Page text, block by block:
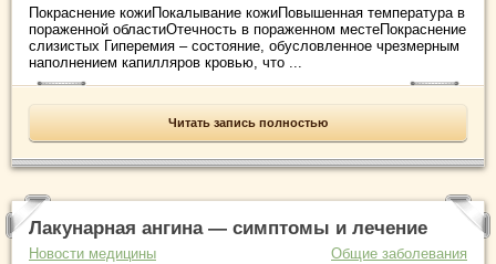
Покраснение кожиПокалывание кожиПовышенная температура в
пораженной областиОтечность в пораженном местеПокраснение
слизистых Гиперемия – состояние, обусловленное чрезмерным
наполнением капилляров кровью, что ...
Читать запись полностью
Лакунарная ангина — симптомы и лечение
Новости медицины Общие заболевания